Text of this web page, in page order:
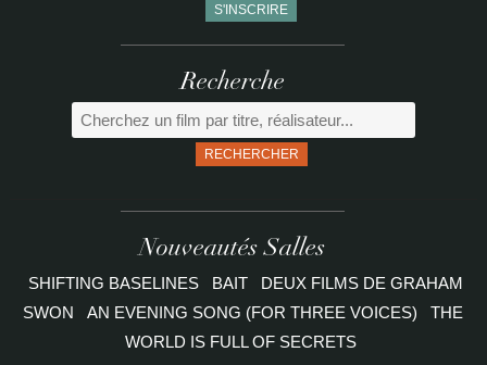
Recherche
RECHERCHER
Nouveautés Salles
SHIFTING BASELINES BAIT
DEUX FILMS DE GRAHAM
SWON
AN EVENING SONG (FOR THREE VOICES)
THE
WORLD IS FULL OF SECRETS